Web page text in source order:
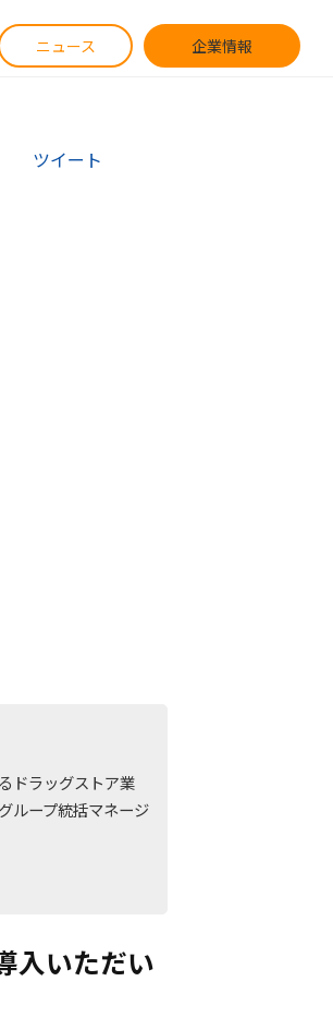
ニュース 企業情報
ツイート
ドラッグストア業
ループ統括マネージ
入いただい